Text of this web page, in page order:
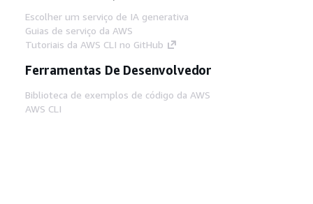
Escolher um serviço de IA generativa
Guias de serviço da AWS
Tutoriais da AWS CLI no GitHub
Ferramentas De Desenvolvedor
Biblioteca de exemplos de código da AWS
AWS CLI